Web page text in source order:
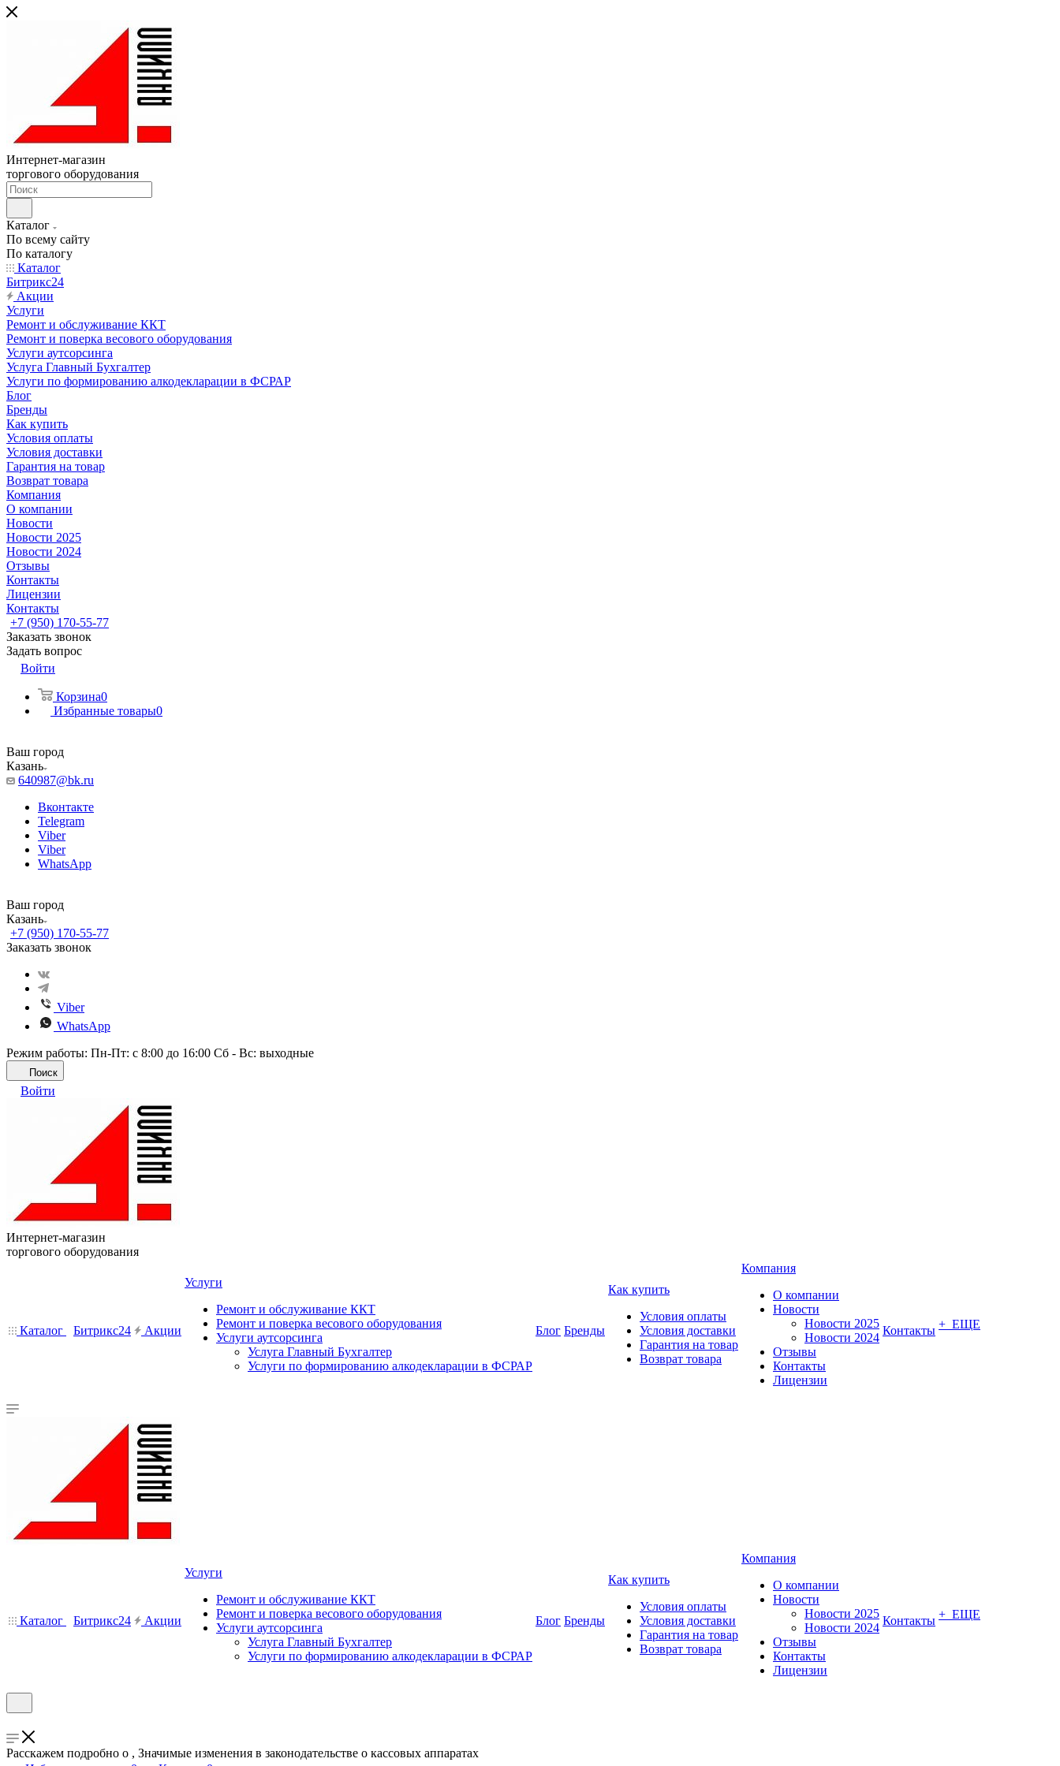
Интернет-магазин
торгового оборудования
Каталог
По всему сайту
По каталогу
Каталог
Битрикс24
Акции
Услуги
Ремонт и обслуживание ККТ
Ремонт и поверка весового оборудования
Услуги аутсорсинга
Услуга Главный Бухгалтер
Услуги по формированию алкодекларации в ФСРАР
Блог
Бренды
Как купить
Условия оплаты
Условия доставки
Гарантия на товар
Возврат товара
Компания
О компании
Новости
Новости 2025
Новости 2024
Отзывы
Контакты
Лицензии
Контакты
+7 (950) 170-55-77
Заказать звонок
Задать вопрос
Войти
Корзина0
Избранные товары0
Ваш город
Казань
640987@bk.ru
Вконтакте
Telegram
Viber
Viber
WhatsApp
Ваш город
Казань
+7 (950) 170-55-77
Заказать звонок
Viber
WhatsApp
Режим работы: Пн-Пт: с 8:00 до 16:00 Сб - Вс: выходные
Поиск
Войти
Интернет-магазин
торгового оборудования
Каталог Битрикс24 Акции
Услуги
Ремонт и обслуживание ККТ
Ремонт и поверка весового оборудования
Услуги аутсорсинга
Услуга Главный Бухгалтер
Услуги по формированию алкодекларации в ФСРАР
Блог Бренды
Как купить
Условия оплаты
Условия доставки
Гарантия на товар
Возврат товара
Компания
О компании
Новости
Новости 2025
Новости 2024
Отзывы
Контакты
Лицензии
Контакты + ЕЩЕ
Каталог Битрикс24 Акции
Услуги
Ремонт и обслуживание ККТ
Ремонт и поверка весового оборудования
Услуги аутсорсинга
Услуга Главный Бухгалтер
Услуги по формированию алкодекларации в ФСРАР
Блог Бренды
Как купить
Условия оплаты
Условия доставки
Гарантия на товар
Возврат товара
Компания
О компании
Новости
Новости 2025
Новости 2024
Отзывы
Контакты
Лицензии
Контакты + ЕЩЕ
Расскажем подробно о , Значимые изменения в законодательстве о кассовых аппаратах